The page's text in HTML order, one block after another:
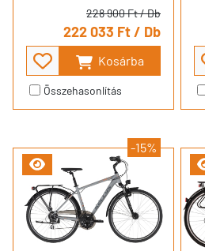
228 900 Ft/ Db
222 033 Ft/ Db
Kosárba
Összehasonlítás
-15%